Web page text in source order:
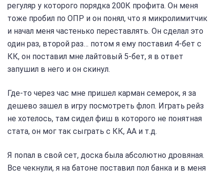
регуляр у которого порядка 200К профита. Он меня
тоже пробил по ОПР и он понял, что я микролимитчик
и начал меня частенько переставлять. Он сделал это
один раз, второй раз… потом я ему поставил 4-бет с
КК, он поставил мне лайтовый 5-бет, я в ответ
запушил в него и он скинул.
Где-то через час мне пришел карман семерок, я за
дешево зашел в игру посмотреть флоп. Играть рейз
не хотелось, там сидел фиш в которого не понятная
стата, он мог так сыграть с КК, АА и т.д.
Я попал в свой сет, доска была абсолютно дровяная.
Все чекнули, я на батоне поставил пол банка и в меня